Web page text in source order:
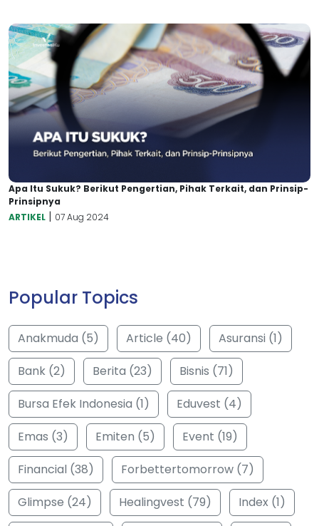
Apa Itu Sukuk? Berikut Pengertian, Pihak Terkait, dan Prinsip-
Prinsipnya
ARTIKEL | 07 Aug 2024
Popular Topics
Anakmuda (5) Article (40)
Asuransi (1)
Bank (2)
Berita (23)
Bisnis (71)
Bursa Efek Indonesia (1)
Eduvest (4)
Emas (3)
Emiten (5)
Event (19)
Financial (38)
Forbettertomorrow (7)
Glimpse (24)
Healingvest (79) Index (1)